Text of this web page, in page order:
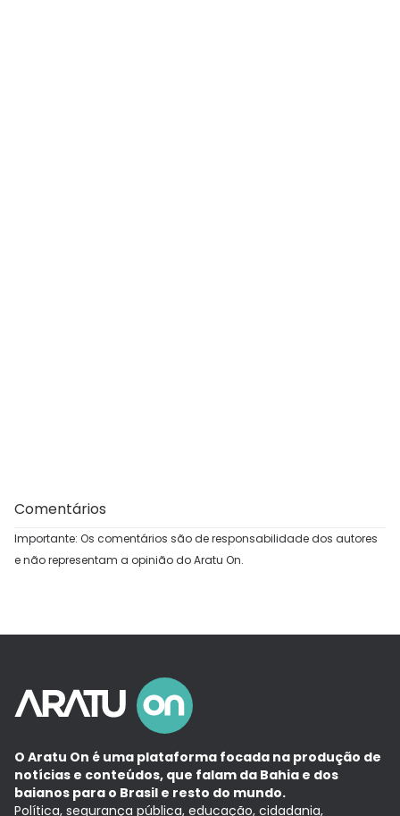
Comentários
Importante: Os comentários são de responsabilidade dos autores
e não representam a opinião do Aratu On.
O Aratu On é uma plataforma focada na produção de
notícias e conteúdos, que falam da Bahia e dos
baianos para o Brasil e resto do mundo.
Política, segurança pública, educação, cidadania,